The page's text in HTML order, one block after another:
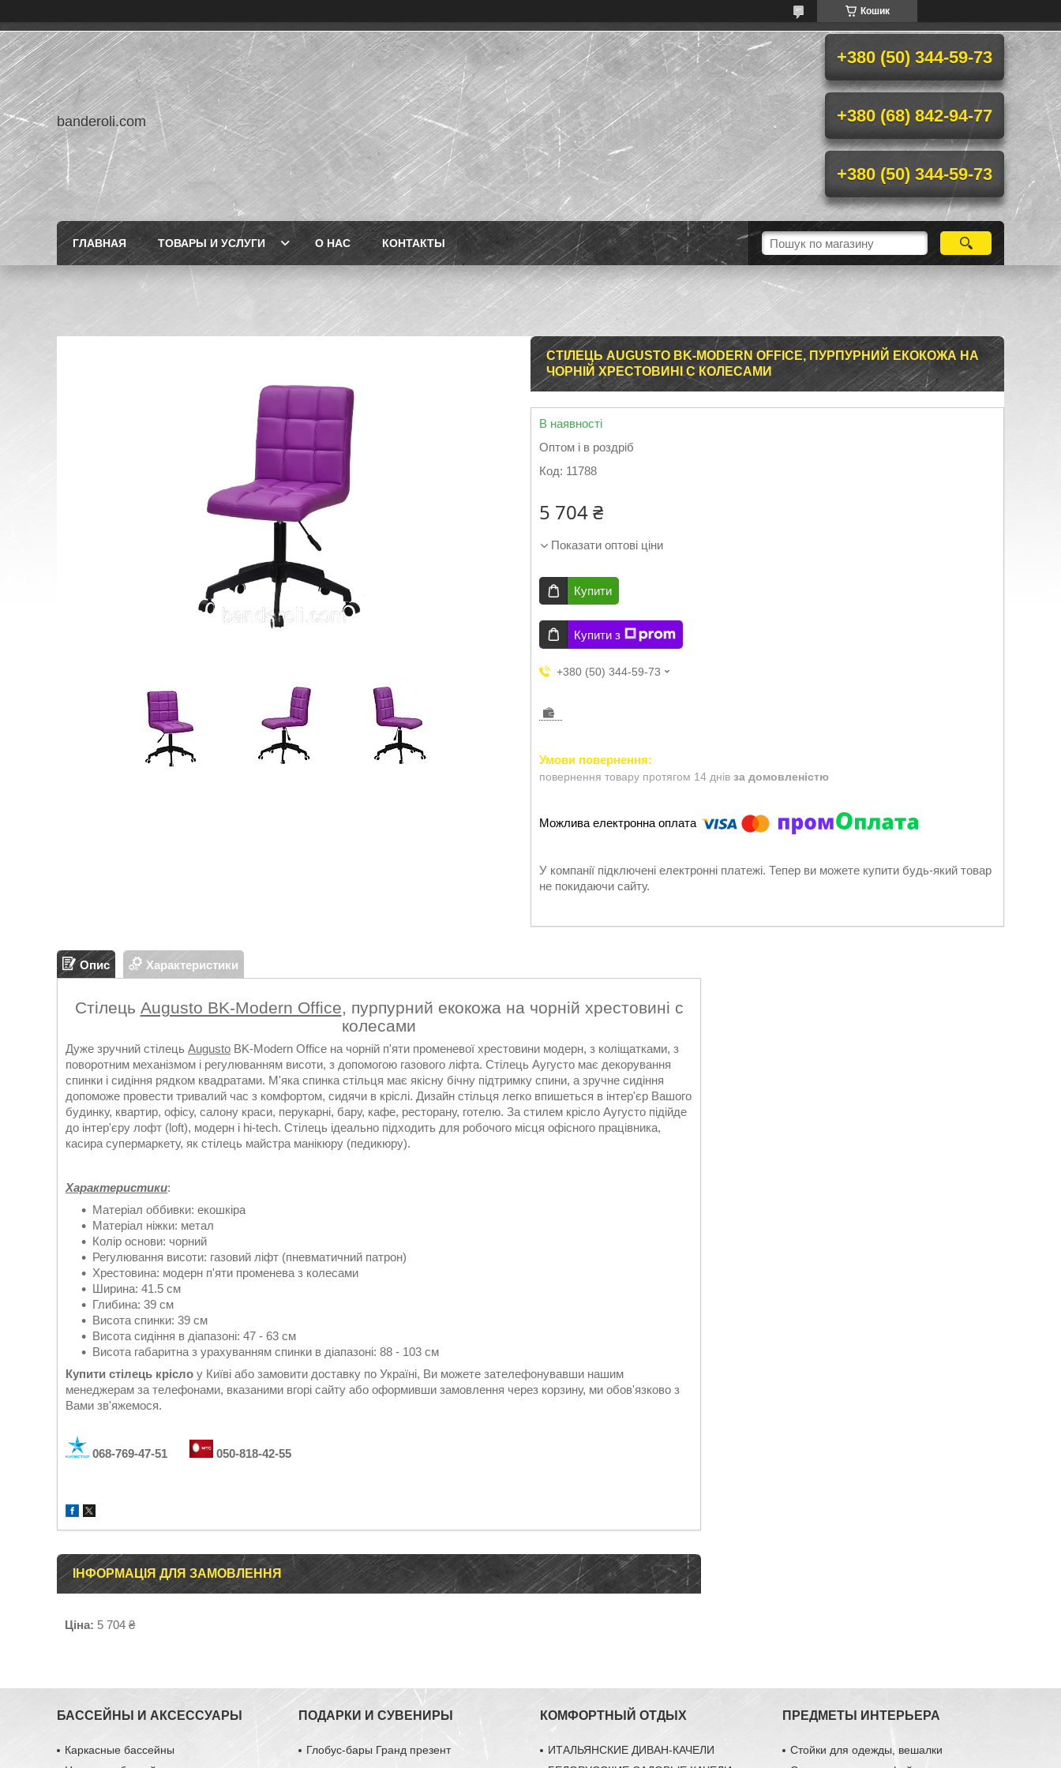
Кошик
banderoli.com
+380 (50) 344-59-73
+380 (68) 842-94-77
+380 (50) 344-59-73
ГЛАВНАЯ ТОВАРЫ И УСЛУГИ О НАС КОНТАКТЫ
СТІЛЕЦЬ AUGUSTO BK-MODERN OFFICE, ПУРПУРНИЙ ЕКОКОЖА НА
ЧОРНІЙ ХРЕСТОВИНІ C КОЛЕСАМИ
В наявності
Оптом і в роздріб
Код: 11788
5 704 ₴
Показати оптові ціни
Купити
Купити з
+380 (50) 344-59-73
повернення товару протягом 14 днів за домовленістю
У компанії підключені електронні платежі. Тепер ви можете купити будь-який товар
не покидаючи сайту.
Опис Характеристики
Стілець Augusto BK-Modern Office, пурпурний екокожа на чорній хрестовині c
колесами
Дуже зручний стілець Augusto BK-Modern Office на чорній п'яти променевої хрестовини модерн, з коліщатками, з
поворотним механізмом і регулюванням висоти, з допомогою газового ліфта. Стілець Аугусто має декорування
спинки і сидіння рядком квадратами. М'яка спинка стільця має якісну бічну підтримку спини, а зручне сидіння
допоможе провести тривалий час з комфортом, сидячи в кріслі. Дизайн стільця легко впишеться в інтер'єр Вашого
будинку, квартир, офісу, салону краси, перукарні, бару, кафе, ресторану, готелю. За стилем крісло Аугусто підійде
до інтер'єру лофт (loft), модерн і hi-tech. Стілець ідеально підходить для робочого місця офісного працівника,
касира супермаркету, як стілець майстра манікюру (педикюру).
Характеристики:
Матеріал оббивки: екошкіра
Матеріал ніжки: метал
Колір основи: чорний
Регулювання висоти: газовий ліфт (пневматичний патрон)
Хрестовина: модерн п'яти променева з колесами
Ширина: 41.5 см
Глибина: 39 см
Висота спинки: 39 см
Висота сидіння в діапазоні: 47 - 63 см
Висота габаритна з урахуванням спинки в діапазоні: 88 - 103 см
Купити стілець крісло у Київі або замовити доставку по Україні, Ви можете зателефонувавши нашим
менеджерам за телефонами, вказаними вгорі сайту або оформивши замовлення через корзину, ми обов'язково з
Вами зв'яжемося.
068-769-47-51 050-818-42-55
ІНФОРМАЦІЯ ДЛЯ ЗАМОВЛЕННЯ
Ціна: 5 704 ₴
БАССЕЙНЫ И АКСЕССУАРЫ
Каркасные бассейны
ПОДАРКИ И СУВЕНИРЫ
Глобус-бары Гранд презент
КОМФОРТНЫЙ ОТДЫХ
ИТАЛЬЯНСКИЕ ДИВАН-КАЧЕЛИ
ПРЕДМЕТЫ ИНТЕРЬЕРА
Стойки для одежды, вешалки